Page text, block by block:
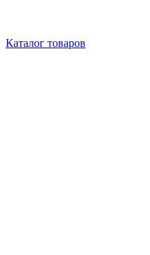
Каталог товаров